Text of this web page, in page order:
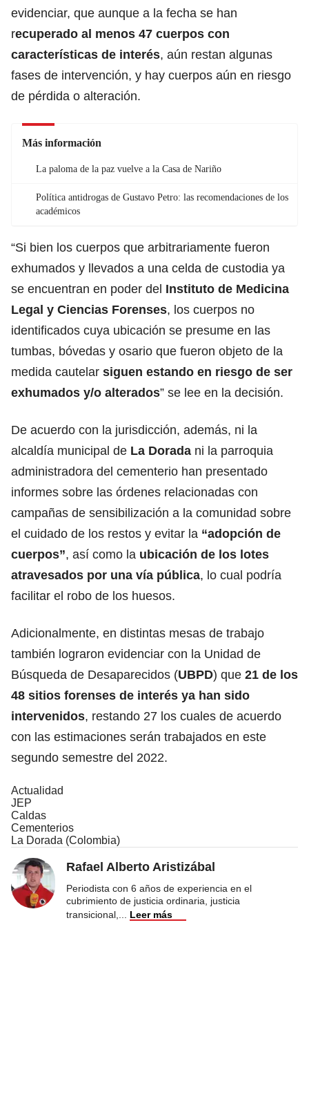
evidenciar, que aunque a la fecha se han
recuperado al menos 47 cuerpos con
características de interés, aún restan algunas
fases de intervención, y hay cuerpos aún en riesgo
de pérdida o alteración.
Más información
La paloma de la paz vuelve a la Casa de Nariño
Política antidrogas de Gustavo Petro: las recomendaciones de los
académicos
“Si bien los cuerpos que arbitrariamente fueron
exhumados y llevados a una celda de custodia ya
se encuentran en poder del Instituto de Medicina
Legal y Ciencias Forenses, los cuerpos no
identificados cuya ubicación se presume en las
tumbas, bóvedas y osario que fueron objeto de la
medida cautelar siguen estando en riesgo de ser
exhumados y/o alterados” se lee en la decisión.
De acuerdo con la jurisdicción, además, ni la
alcaldía municipal de La Dorada ni la parroquia
administradora del cementerio han presentado
informes sobre las órdenes relacionadas con
campañas de sensibilización a la comunidad sobre
el cuidado de los restos y evitar la “adopción de
cuerpos”, así como la ubicación de los lotes
atravesados por una vía pública, lo cual podría
facilitar el robo de los huesos.
Adicionalmente, en distintas mesas de trabajo
también lograron evidenciar con la Unidad de
Búsqueda de Desaparecidos (UBPD) que 21 de los
48 sitios forenses de interés ya han sido
intervenidos, restando 27 los cuales de acuerdo
con las estimaciones serán trabajados en este
segundo semestre del 2022.
Actualidad
JEP
Caldas
Cementerios
La Dorada (Colombia)
Rafael Alberto Aristizábal
Periodista con 6 años de experiencia en el
cubrimiento de justicia ordinaria, justicia
transicional,
Leer más